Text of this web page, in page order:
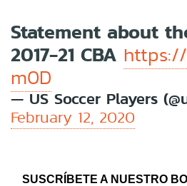
Statement about
2017-21 CBA
m0D
— US Soccer Players
February 12, 2020
SUSCRÍBETE A NUESTRO